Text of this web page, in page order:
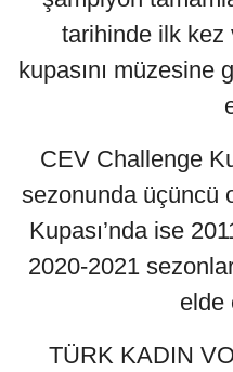
tarihinde ilk kez
kupasını müzesine
CEV Challenge
sezonunda üçüncü
Kupası’nda ise
2020-2021
elde
TÜRK KADIN